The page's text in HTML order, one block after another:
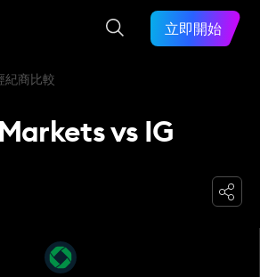
立即開始
紀商比較
vs IG